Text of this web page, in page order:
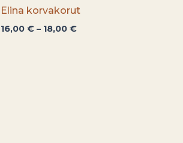
Elina korvakorut
16,00 € – 18,00 €
-
18,00 €